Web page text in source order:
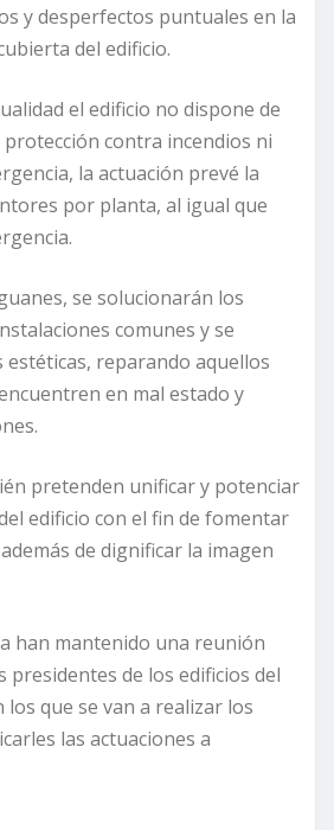
y desperfectos puntuales en la
del edificio.
el edificio no dispone de
contra incendios ni
la actuación prevé la
por planta, al igual que
se solucionarán los
comunes y se
reparando aquellos
en mal estado y
pretenden unificar y potenciar
edificio con el fin de fomentar
de dignificar la imagen
han mantenido una reunión
presidentes de los edificios del
que se van a realizar los
las actuaciones a